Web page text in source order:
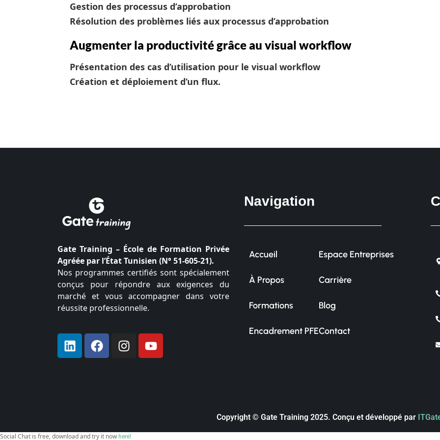
Gestion des processus d’approbation
Résolution des problèmes liés aux processus d’approbation
Augmenter la productivité grâce au visual workflow
Présentation des cas d’utilisation pour le visual workflow
Création et déploiement d’un flux.
Gate Training – École de Formation Privée
Agréée par l’État Tunisien (N° 51-605-21).
Nos programmes certifiés sont spécialement
conçus pour répondre aux exigences du
marché et vous accompagner dans votre
réussite professionnelle.
Navigation
Accueil
À Propos
Formations
Encadrement PFE
Espace Entreprises
Carrière
Blog
Contact
Copyright © Gate Training 2025. Conçu et développé par
Social Chat is free, download and try it now here!